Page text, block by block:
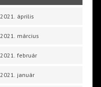
2021. április
2021. március
2021. február
2021. január